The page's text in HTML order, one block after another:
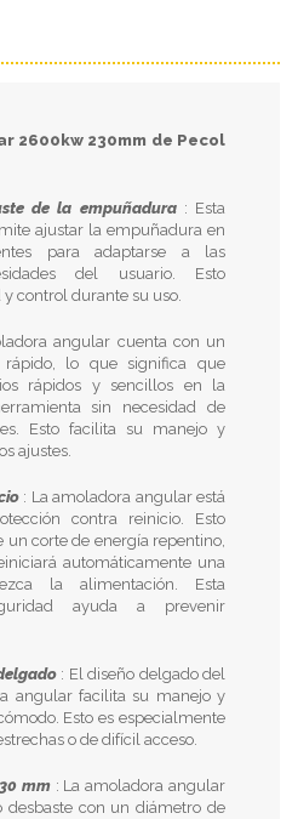
2600kw 230mm de Pecol
de la empuñadura : Esta
ajustar la empuñadura en
para adaptarse a las
del usuario. Esto
control durante su uso.
angular cuenta con un
rápido, lo que significa que
rápidos y sencillos en la
sin necesidad de
Esto facilita su manejo y
ajustes.
: La amoladora angular está
contra reinicio. Esto
un corte de energía repentino,
automáticamente una
la alimentación. Esta
ayuda a prevenir
: El diseño delgado del
angular facilita su manejo y
Esto es especialmente
o de difícil acceso.
mm : La amoladora angular
desbaste con un diámetro de